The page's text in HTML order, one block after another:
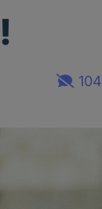
104